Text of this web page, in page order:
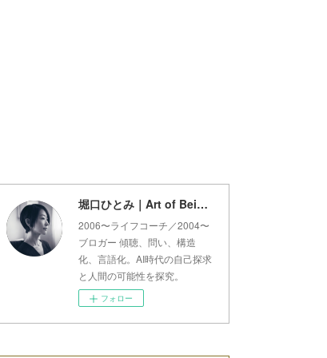
堀口ひとみ｜Art of Being Lab
2006〜ライフコーチ／2004〜
ブロガー 傾聴、問い、構造
化、言語化。AI時代の自己探求
と人間の可能性を探究。
フォロー